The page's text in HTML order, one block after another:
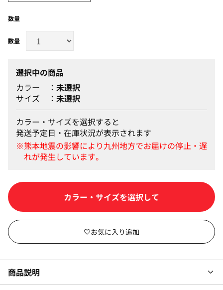
数量
選択中の商品
カラー
未選択
サイズ
未選択
カラー・サイズを選択すると
発送予定日・在庫状況が表示されます
カラー・サイズを選択して
商品説明